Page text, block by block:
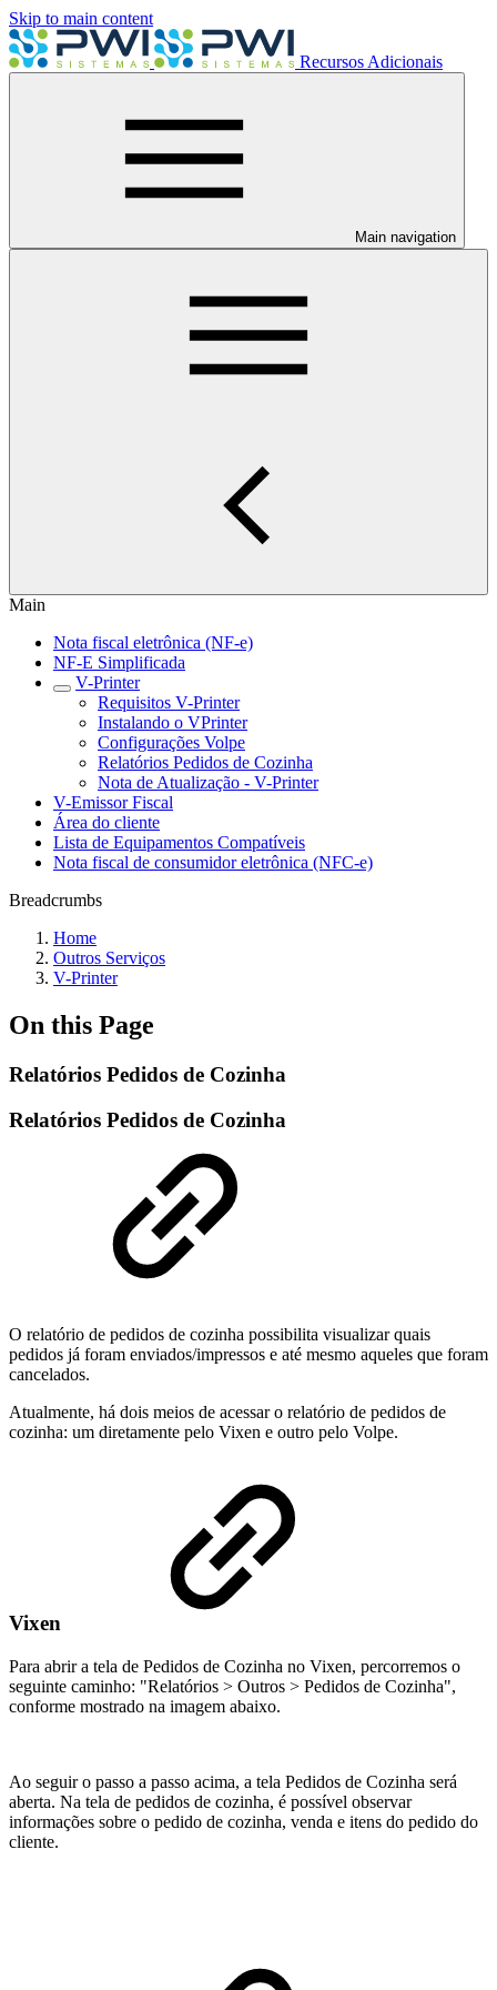
Skip to main content
Recursos Adicionais
Main navigation
Main
Nota fiscal eletrônica (NF-e)
NF-E Simplificada
V-Printer
Requisitos V-Printer
Instalando o VPrinter
Configurações Volpe
Relatórios Pedidos de Cozinha
Nota de Atualização - V-Printer
V-Emissor Fiscal
Área do cliente
Lista de Equipamentos Compatíveis
Nota fiscal de consumidor eletrônica (NFC-e)
Breadcrumbs
Home
Outros Serviços
V-Printer
On this Page
Relatórios Pedidos de Cozinha
Relatórios Pedidos de Cozinha
O relatório de pedidos de cozinha possibilita visualizar quais
pedidos já foram enviados/impressos e até mesmo aqueles que foram
cancelados.
Atualmente, há dois meios de acessar o relatório de pedidos de
cozinha: um diretamente pelo Vixen e outro pelo Volpe.
Vixen
Para abrir a tela de Pedidos de Cozinha no Vixen, percorremos o
seguinte caminho: "Relatórios > Outros > Pedidos de Cozinha",
conforme mostrado na imagem abaixo.
Ao seguir o passo a passo acima, a tela Pedidos de Cozinha será
aberta. Na tela de pedidos de cozinha, é possível observar
informações sobre o pedido de cozinha, venda e itens do pedido do
cliente.